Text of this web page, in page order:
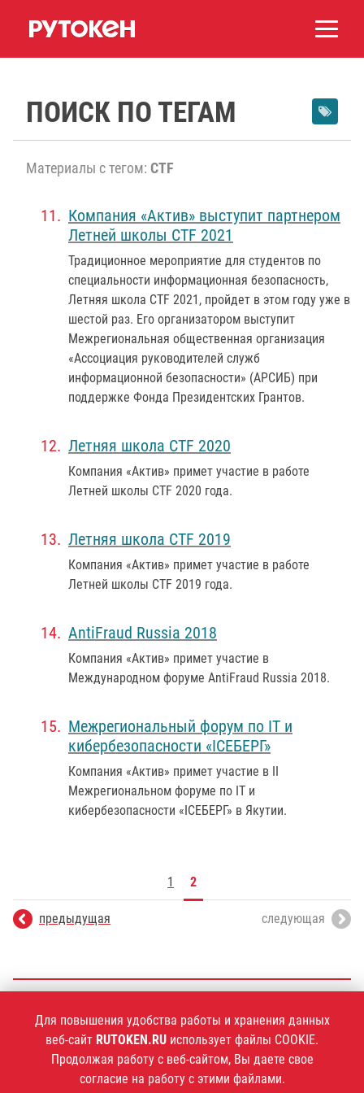
ПОИСК ПО ТЕГАМ
Материалы с тегом: CTF
Компания «Актив» выступит партнером
Летней школы CTF 2021
Традиционное мероприятие для студентов по
специальности информационная безопасность,
Летняя школа CTF 2021, пройдет в этом году уже в
шестой раз. Его организатором выступит
Межрегиональная общественная организация
«Ассоциация руководителей служб
информационной безопасности» (АРСИБ) при
поддержке Фонда Президентских Грантов.
Летняя школа CTF 2020
Компания «Актив» примет участие в работе
Летней школы CTF 2020 года.
Летняя школа CTF 2019
Компания «Актив» примет участие в работе
Летней школы CTF 2019 года.
AntiFraud Russia 2018
Компания «Актив» примет участие в
Международном форуме AntiFraud Russia 2018.
Межрегиональный форум по IT и
кибербезопасности «ICEБЕРГ»
Компания «Актив» примет участие в II
Межрегиональном форуме по IT и
кибербезопасности «ICEБЕРГ» в Якутии.
предыдущая
1 2
следующая
+7 (495)925-77-90
Для повышения удобства работы и хранения данных
веб-сайт RUTOKEN.RU использует файлы COOKIE.
Продолжая работу с веб-сайтом, Вы даете свое
согласие на работу с этими файлами.